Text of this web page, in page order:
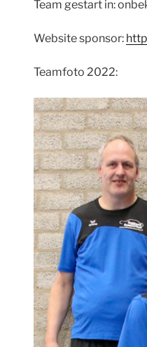
Team gestart in:
Website sponsor:
Teamfoto 2022: